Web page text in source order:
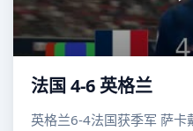
法国 4-6 英格兰
英格兰6-4法国获季军 萨